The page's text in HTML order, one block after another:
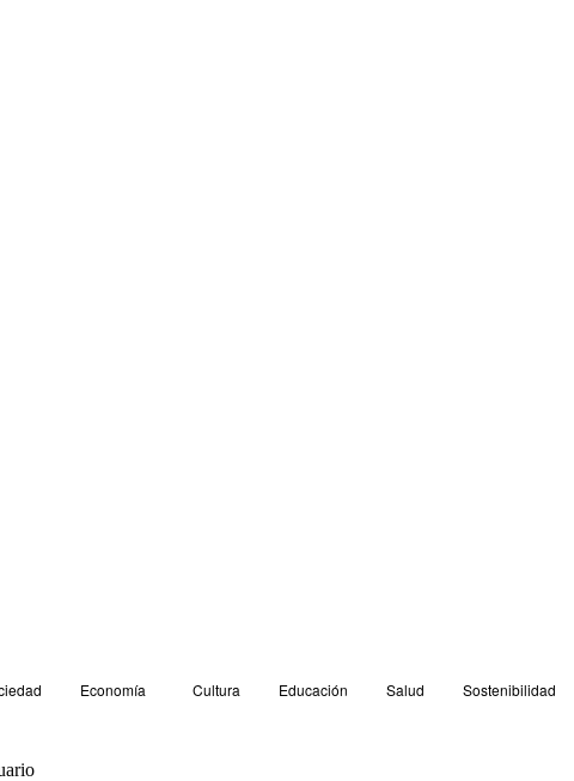
Economía Cultura Educación Salud Sostenibilidad